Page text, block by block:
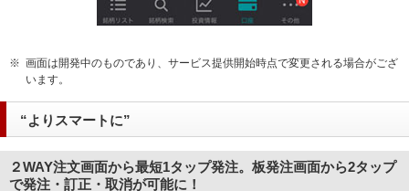
※ 画面は開発中のものであり、サービス提供開始時点で変更される場合がござ
います。
“よりスマートに”
２WAY注文画面から最短1タップ発注。板発注画面から2タップ
で発注・訂正・取消が可能に！